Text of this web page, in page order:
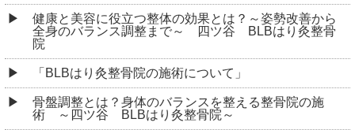
健康と美容に役立つ整体の効果とは？～姿勢改善から
全身のバランス調整まで～ 四ツ谷 BLBはり灸整骨
院
「BLBはり灸整骨院の施術について」
骨盤調整とは？身体のバランスを整える整骨院の施
術 ～四ツ谷 BLBはり灸整骨院～